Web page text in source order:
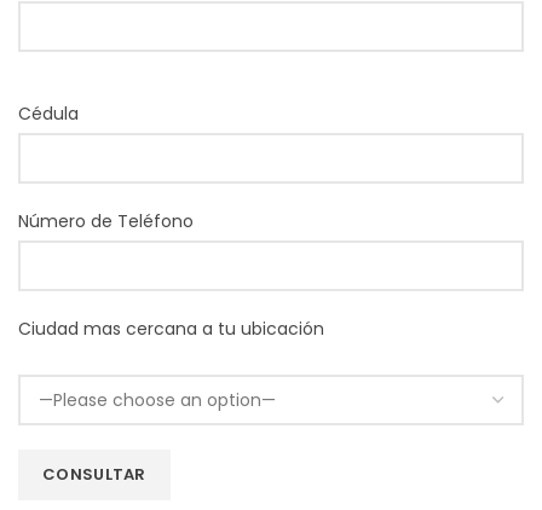
Cédula
Número de Teléfono
Ciudad mas cercana a tu ubicación